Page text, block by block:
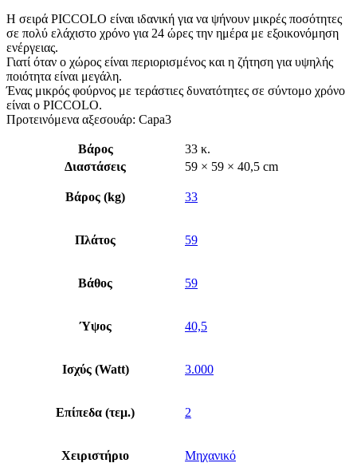
Η σειρά PICCOLO είναι ιδανική για να ψήνουν μικρές ποσότητες
σε πολύ ελάχιστο χρόνο για 24 ώρες την ημέρα με εξοικονόμηση
ενέργειας.
Γιατί όταν ο χώρος είναι περιορισμένος και η ζήτηση για υψηλής
ποιότητα είναι μεγάλη.
Ένας μικρός φούρνος με τεράστιες δυνατότητες σε σύντομο χρόνο
είναι ο PICCOLO.
Προτεινόμενα αξεσουάρ: Capa3
Βάρος
33 κ.
Διαστάσεις
59 × 59 × 40,5 cm
Βάρος (kg) 33
Πλάτος 59
Βάθος 59
Ύψος 40,5
Ισχύς (Watt) 3.000
Επίπεδα (τεμ.) 2
Χειριστήριο Μηχανικό